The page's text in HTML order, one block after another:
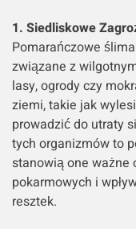
1. Siedliskowe
Pomarańczowe
związane z
lasy, ogrody czy
ziemi, takie jak
prowadzić do utraty
tych organizmów to
stanowią one ważne
pokarmowych i
resztek.